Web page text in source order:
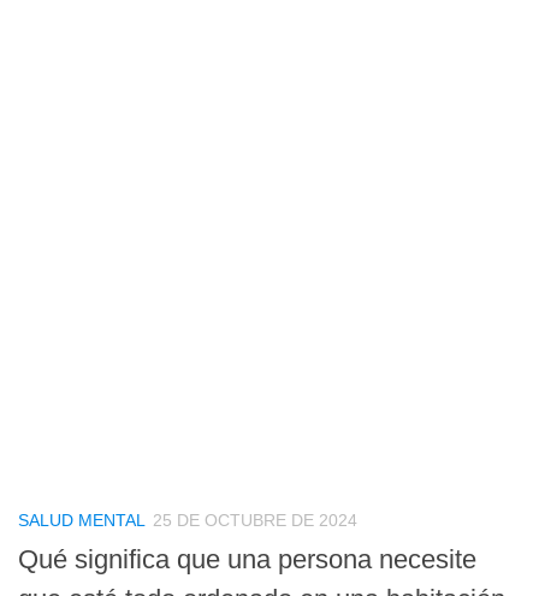
SALUD MENTAL 25 DE OCTUBRE DE 2024
Qué significa que una persona necesite